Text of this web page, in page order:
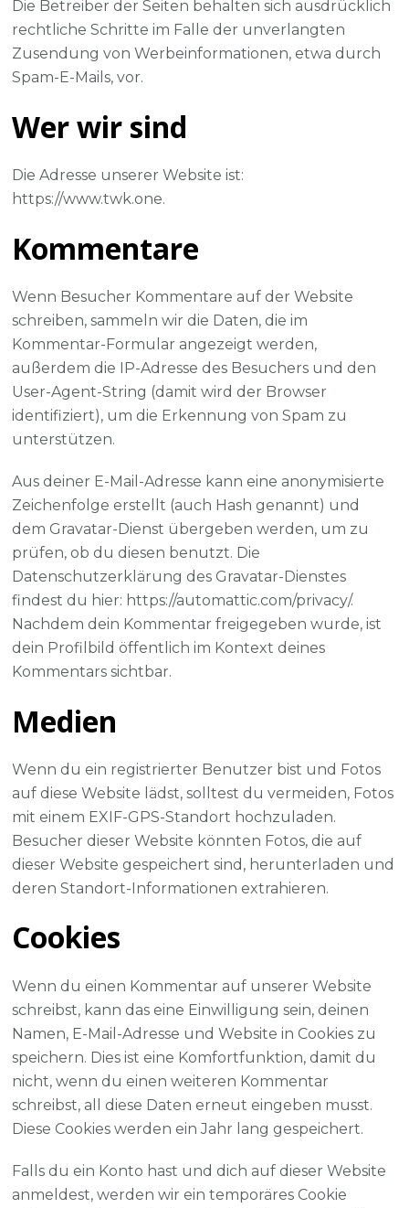
Die Betreiber der Seiten behalten sich ausdrücklich
rechtliche Schritte im Falle der unverlangten
Zusendung von Werbeinformationen, etwa durch
Spam-E-Mails, vor.
Wer wir sind
Die Adresse unserer Website ist:
https://www.twk.one.
Kommentare
Wenn Besucher Kommentare auf der Website
schreiben, sammeln wir die Daten, die im
Kommentar-Formular angezeigt werden,
außerdem die IP-Adresse des Besuchers und den
User-Agent-String (damit wird der Browser
identifiziert), um die Erkennung von Spam zu
unterstützen.
Aus deiner E-Mail-Adresse kann eine anonymisierte
Zeichenfolge erstellt (auch Hash genannt) und
dem Gravatar-Dienst übergeben werden, um zu
prüfen, ob du diesen benutzt. Die
Datenschutzerklärung des Gravatar-Dienstes
findest du hier: https://automattic.com/privacy/.
Nachdem dein Kommentar freigegeben wurde, ist
dein Profilbild öffentlich im Kontext deines
Kommentars sichtbar.
Medien
Wenn du ein registrierter Benutzer bist und Fotos
auf diese Website lädst, solltest du vermeiden, Fotos
mit einem EXIF-GPS-Standort hochzuladen.
Besucher dieser Website könnten Fotos, die auf
dieser Website gespeichert sind, herunterladen und
deren Standort-Informationen extrahieren.
Cookies
Wenn du einen Kommentar auf unserer Website
schreibst, kann das eine Einwilligung sein, deinen
Namen, E-Mail-Adresse und Website in Cookies zu
speichern. Dies ist eine Komfortfunktion, damit du
nicht, wenn du einen weiteren Kommentar
schreibst, all diese Daten erneut eingeben musst.
Diese Cookies werden ein Jahr lang gespeichert.
Falls du ein Konto hast und dich auf dieser Website
anmeldest, werden wir ein temporäres Cookie